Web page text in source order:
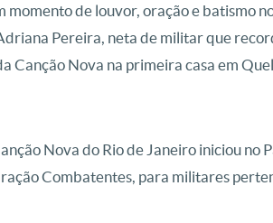
de louvor, oração e batismo
Pereira, neta de militar que
Canção Nova na primeira casa em
Nova do Rio de Janeiro iniciou no
Combatentes, para militares